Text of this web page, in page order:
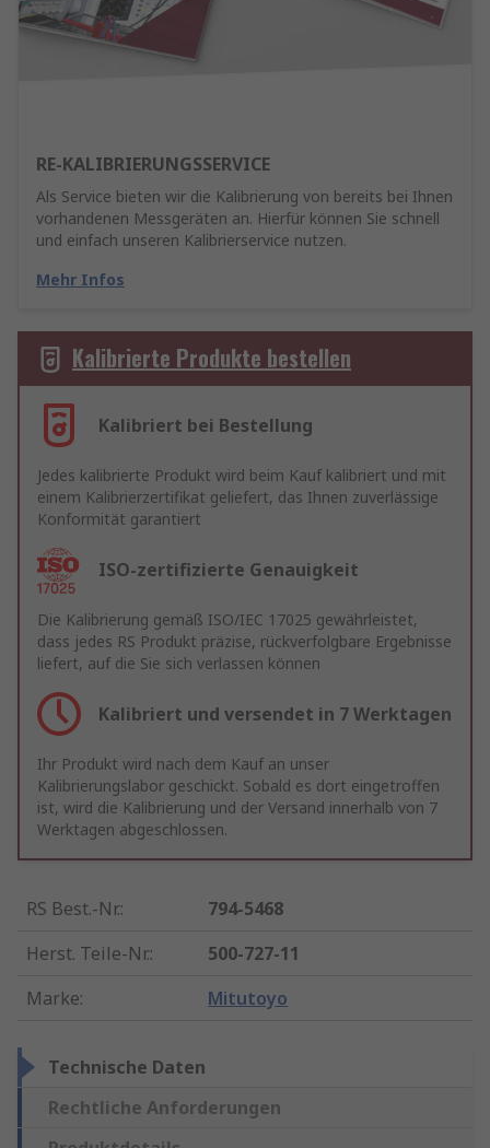
RE-KALIBRIERUNGSSERVICE
Als Service bieten wir die Kalibrierung von bereits bei Ihnen
vorhandenen Messgeräten an. Hierfür können Sie schnell
und einfach unseren Kalibrierservice nutzen.
Mehr Infos
Kalibrierte Produkte bestellen
Kalibriert bei Bestellung
Jedes kalibrierte Produkt wird beim Kauf kalibriert und mit
einem Kalibrierzertifikat geliefert, das Ihnen zuverlässige
Konformität garantiert
ISO-zertifizierte Genauigkeit
Die Kalibrierung gemäß ISO/IEC 17025 gewährleistet,
dass jedes RS Produkt präzise, rückverfolgbare Ergebnisse
liefert, auf die Sie sich verlassen können
Kalibriert und versendet in 7 Werktagen
Ihr Produkt wird nach dem Kauf an unser
Kalibrierungslabor geschickt. Sobald es dort eingetroffen
ist, wird die Kalibrierung und der Versand innerhalb von 7
Werktagen abgeschlossen.
RS Best.-Nr.:
794-5468
Herst. Teile-Nr.:
500-727-11
Marke: Mitutoyo
Technische Daten
Rechtliche Anforderungen